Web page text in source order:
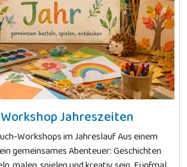
Jahreszeiten
Workshops im Jahreslauf Aus einem
gemeinsames Abenteuer: Geschichten